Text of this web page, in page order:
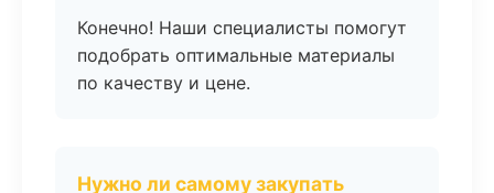
Конечно! Наши специалисты помогут
подобрать оптимальные материалы
по качеству и цене.
Нужно ли самому закупать